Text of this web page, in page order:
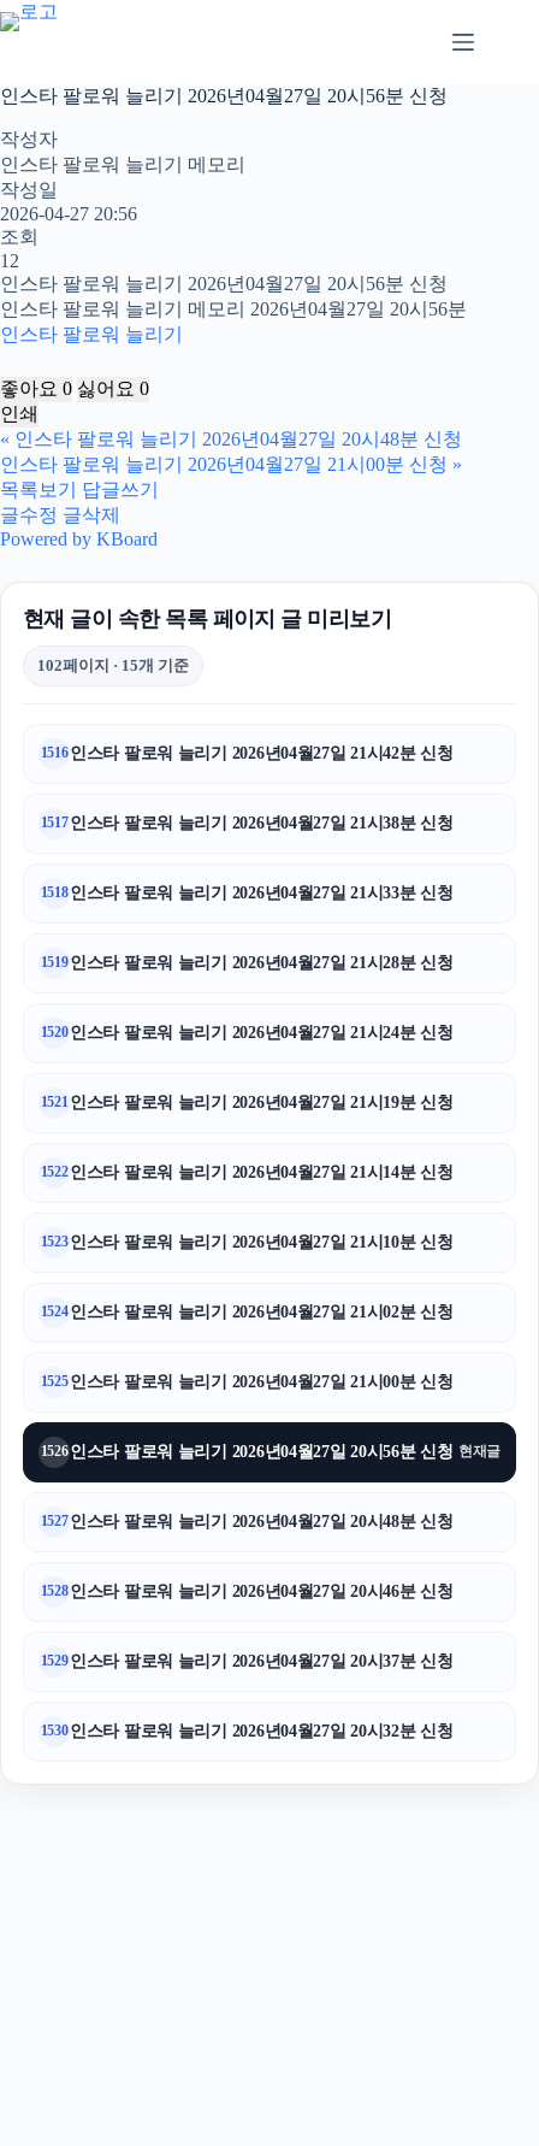
본
문
로
건
너
뛰
기
인스타 팔로워 늘리기 2026년04월27일 20시56분 신청
작성자
인스타 팔로워 늘리기 메모리
작성일
2026-04-27 20:56
조회
12
인스타 팔로워 늘리기 2026년04월27일 20시56분 신청
인스타 팔로워 늘리기 메모리 2026년04월27일 20시56분
인스타 팔로워 늘리기
좋아요 0 싫어요 0
인쇄
« 인스타 팔로워 늘리기 2026년04월27일 20시48분 신청
인스타 팔로워 늘리기 2026년04월27일 21시00분 신청 »
목록보기
답글쓰기
글수정 글삭제
Powered by KBoard
현재 글이 속한 목록 페이지 글 미리보기
102페이지 · 15개 기준
1516인스타 팔로워 늘리기 2026년04월27일 21시42분 신청
1517인스타 팔로워 늘리기 2026년04월27일 21시38분 신청
1518인스타 팔로워 늘리기 2026년04월27일 21시33분 신청
1519인스타 팔로워 늘리기 2026년04월27일 21시28분 신청
1520인스타 팔로워 늘리기 2026년04월27일 21시24분 신청
1521인스타 팔로워 늘리기 2026년04월27일 21시19분 신청
1522인스타 팔로워 늘리기 2026년04월27일 21시14분 신청
1523인스타 팔로워 늘리기 2026년04월27일 21시10분 신청
1524인스타 팔로워 늘리기 2026년04월27일 21시02분 신청
1525인스타 팔로워 늘리기 2026년04월27일 21시00분 신청
1526인스타 팔로워 늘리기 2026년04월27일 20시56분 신청 현재글
1527인스타 팔로워 늘리기 2026년04월27일 20시48분 신청
1528인스타 팔로워 늘리기 2026년04월27일 20시46분 신청
1529인스타 팔로워 늘리기 2026년04월27일 20시37분 신청
1530인스타 팔로워 늘리기 2026년04월27일 20시32분 신청